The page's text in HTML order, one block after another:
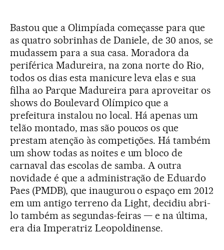
Bastou que a Olimpíada começasse para que
as quatro sobrinhas de Daniele, de 30 anos, se
mudassem para a sua casa. Moradora da
periférica Madureira, na zona norte do Rio,
todos os dias esta manicure leva elas e sua
filha ao Parque Madureira para aproveitar os
shows do Boulevard Olímpico que a
prefeitura instalou no local. Há apenas um
telão montado, mas são poucos os que
prestam atenção às competições. Há também
um show todas as noites e um bloco de
carnaval das escolas de samba. A outra
novidade é que a administração de Eduardo
Paes (PMDB), que inaugurou o espaço em 2012
em um antigo terreno da Light, decidiu abri-
lo também as segundas-feiras — e na última,
era dia Imperatriz Leopoldinense.